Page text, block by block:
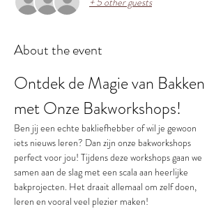
About the event
Ontdek de Magie van Bakken
met Onze Bakworkshops!
Ben jij een echte bakliefhebber of wil je gewoon
iets nieuws leren? Dan zijn onze bakworkshops
perfect voor jou! Tijdens deze workshops gaan we
samen aan de slag met een scala aan heerlijke
bakprojecten. Het draait allemaal om zelf doen,
leren en vooral veel plezier maken!